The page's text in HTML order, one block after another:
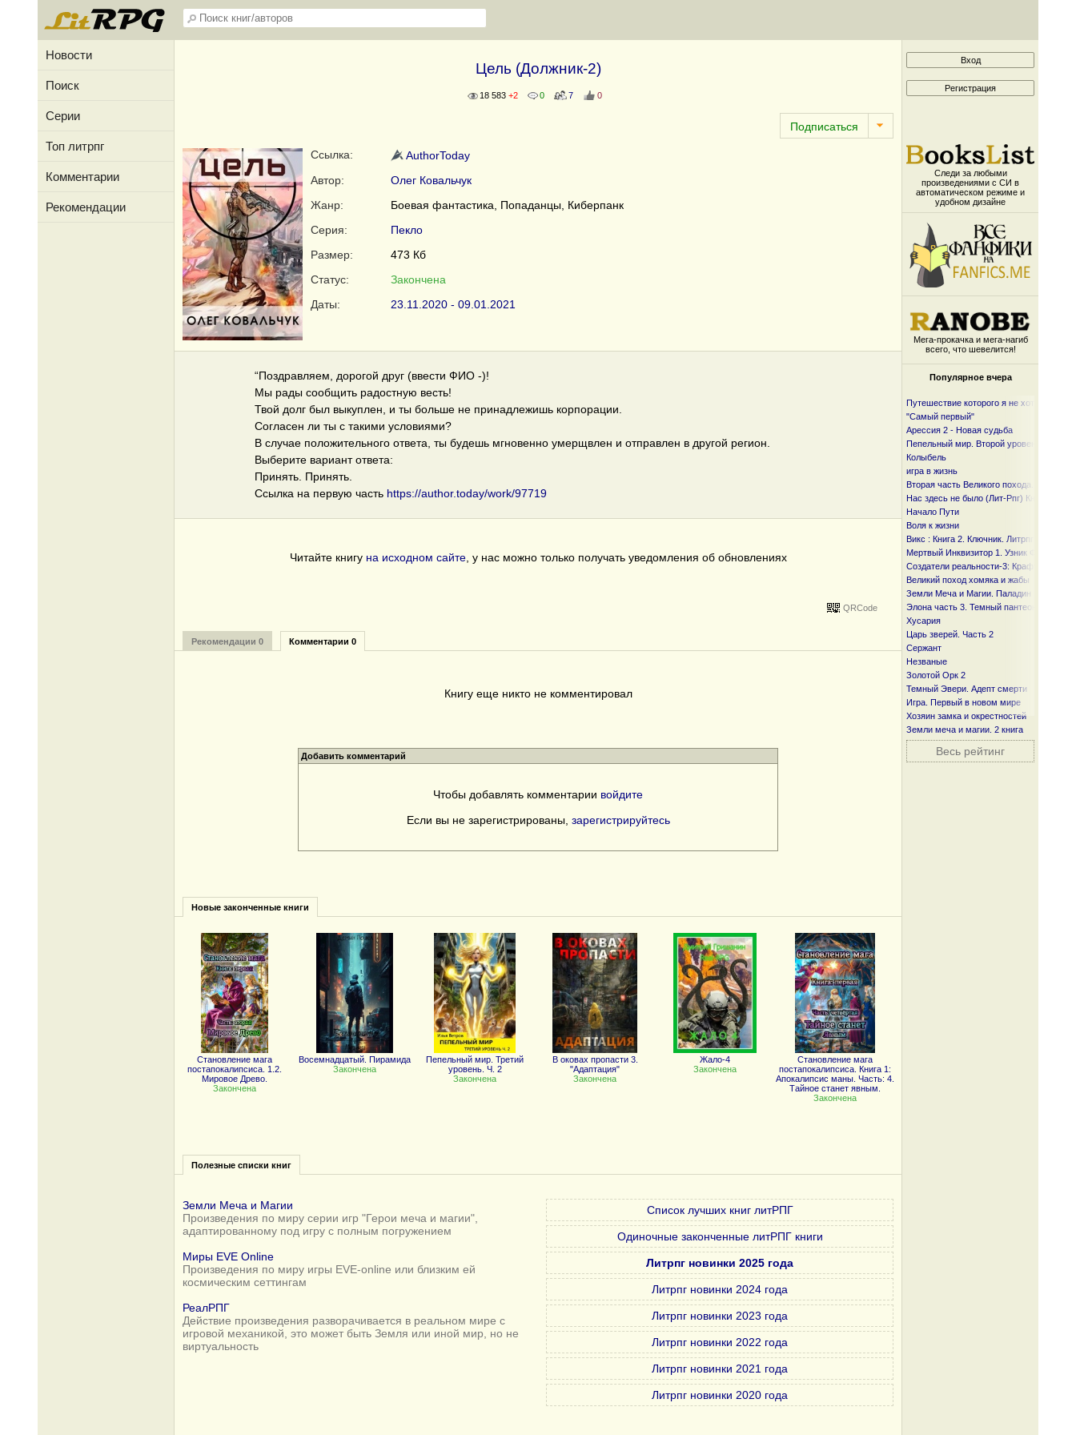
Новости
Поиск
Серии
Топ литрпг
Комментарии
Рекомендации
Цель (Должник-2)
18 583 +2 0 7 0
Ссылка:
AuthorToday
Автор:
Олег Ковальчук
Жанр:
Боевая фантастика, Попаданцы, Киберпанк
Серия:
Пекло
Размер:
473 Кб
Статус:
Закончена
Даты:
23.11.2020 - 09.01.2021
“Поздравляем, дорогой друг (ввести ФИО -)!
Мы рады сообщить радостную весть!
Твой долг был выкуплен, и ты больше не принадлежишь корпорации.
Согласен ли ты с такими условиями?
В случае положительного ответа, ты будешь мгновенно умерщвлен и отправлен в другой регион.
Выберите вариант ответа:
Принять. Принять.
Ссылка на первую часть https://author.today/work/97719
Читайте книгу на исходном сайте, у нас можно только получать уведомления об обновлениях
QRCode
Рекомендации 0 Комментарии 0
Книгу еще никто не комментировал
Добавить комментарий
Чтобы добавлять комментарии войдите
Если вы не зарегистрированы, зарегистрируйтесь
Новые законченные книги
Становление мага
постапокалипсиса. 1.2.
Мировое Древо.
Закончена
Восемнадцатый. Пирамида
Закончена
Пепельный мир. Третий
уровень. Ч. 2
Закончена
В оковах пропасти 3.
"Адаптация"
Закончена
Жало-4
Закончена
Становление мага
постапокалипсиса. Книга 1:
Апокалипсис маны. Часть: 4.
Тайное станет явным.
Закончена
Полезные списки книг
Земли Меча и Магии
Произведения по миру серии игр "Герои меча и магии",
адаптированному под игру с полным погружением
Миры EVE Online
Произведения по миру игры EVE-online или близким ей
космическим сеттингам
РеалРПГ
Действие произведения разворачивается в реальном мире с
игровой механикой, это может быть Земля или иной мир, но не
виртуальность
Список лучших книг литРПГ
Одиночные законченные литРПГ книги
Литрпг новинки 2025 года
Литрпг новинки 2024 года
Литрпг новинки 2023 года
Литрпг новинки 2022 года
Литрпг новинки 2021 года
Литрпг новинки 2020 года
Следи за любыми
произведениями с СИ в
автоматическом режиме и
удобном дизайне
Мега-прокачка и мега-нагиб
всего, что шевелится!
Популярное вчера
Путешествие которого я не хотел
"Самый первый"
Арессия 2 - Новая судьба
Пепельный мир. Второй уровень
Колыбель
игра в жизнь
Вторая часть Великого похода. От
Нас здесь не было (Лит-Рпг) Книга I и I I
Начало Пути
Воля к жизни
Викс : Книга 2. Ключник. Литрпг
Мертвый Инквизитор 1. Узник Фанмира
Создатели реальности-3: Крафтер
Великий поход хомяка и жабы
Земли Меча и Магии. Паладин
Элона часть 3. Темный пантеон
Хусария
Царь зверей. Часть 2
Сержант
Незваные
Золотой Орк 2
Темный Эвери. Адепт смерти
Игра. Первый в новом мире
Хозяин замка и окрестностей
Земли меча и магии. 2 книга
Весь рейтинг